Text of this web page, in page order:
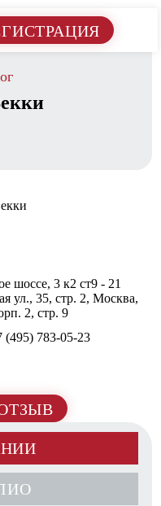
шоссе, 3 к2 ст9 - 21
ул., 35, стр. 2, Москва,
2, стр. 9
(495) 783-05-23